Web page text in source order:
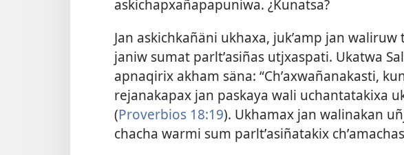
askichapxañapapuniwa. ¿Kunatsa?
Jan askichkañäni ukhaxa, jukʼamp jan
janiw sumat parltʼasiñas utjxaspati. Ukatwa
apnaqirix akham säna: “Chʼaxwañanakasti,
rejanakapax jan paskaya wali uchantatakixa
(Proverbios 18:19). Ukhamax jan walinakan
chacha warmi sum parltʼasiñatakix